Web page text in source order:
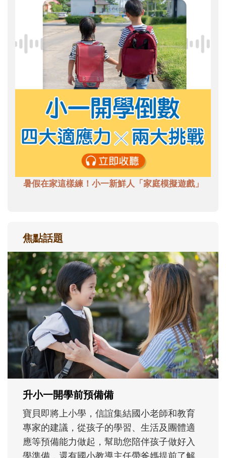
暑假在家這樣練！小一新鮮人「家庭模擬遊戲」
焦點話題
和孩子一起長大的那個男人│讀懂父親的
不同模樣
沒有人天生就擅長當爸爸！男人總是在一次
次「前所未有」的體驗中，跟著孩子一起長
大。從給予安全感的肢體遊戲，到獨立自
主、角色認同及解決問題的能力養成。爸爸
正嘗試用不同的模樣，參與孩子每個重要的